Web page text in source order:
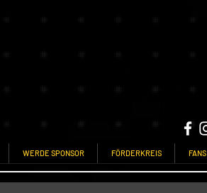
WERDE SPONSOR FÖRDERKREIS FANS